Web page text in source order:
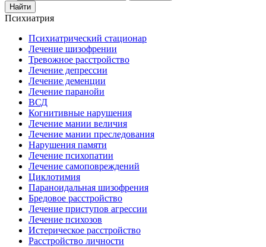
Найти
Психиатрия
Психиатрический стационар
Лечение шизофрении
Тревожное расстройство
Лечение депрессии
Лечение деменции
Лечение паранойи
ВСД
Когнитивные нарушения
Лечение мании величия
Лечение мании преследования
Нарушения памяти
Лечение психопатии
Лечение самоповреждений
Циклотимия
Параноидальная шизофрения
Бредовое расстройство
Лечение приступов агрессии
Лечение психозов
Истерическое расстройство
Расстройство личности